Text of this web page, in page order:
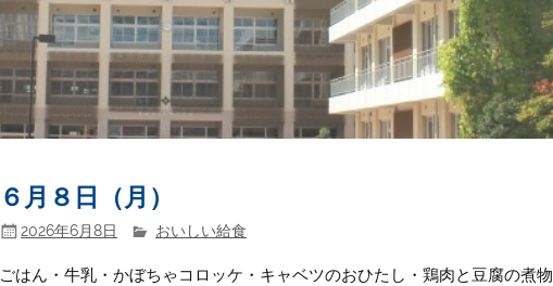
６月８日（月）
2026年6月8日 おいしい給食
ごはん・牛乳・かぼちゃコロッケ・キャベツのおひたし・鶏肉と豆腐の煮物